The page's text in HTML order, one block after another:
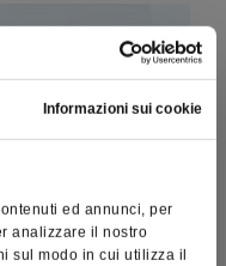
Informazioni sui cookie
ed annunci, per
analizzare il nostro
sul modo in cui utilizza il